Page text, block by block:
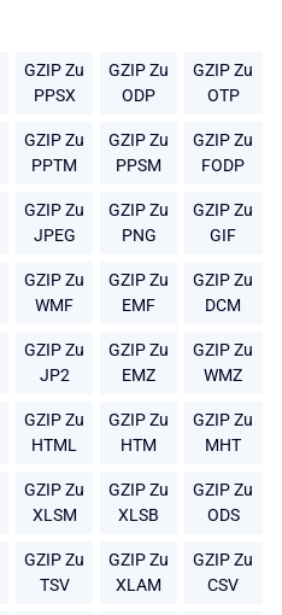
GZIP Zu
PPSX
GZIP Zu
ODP
GZIP Zu
OTP
GZIP Zu
PPTM
GZIP Zu
PPSM
GZIP Zu
FODP
GZIP Zu
JPEG
GZIP Zu
PNG
GZIP Zu
GIF
GZIP Zu
WMF
GZIP Zu
EMF
GZIP Zu
DCM
GZIP Zu
JP2
GZIP Zu
EMZ
GZIP Zu
WMZ
GZIP Zu
HTML
GZIP Zu
HTM
GZIP Zu
MHT
GZIP Zu
XLSM
GZIP Zu
XLSB
GZIP Zu
ODS
GZIP Zu
TSV
GZIP Zu
XLAM
GZIP Zu
CSV